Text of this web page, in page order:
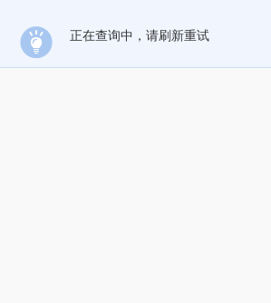
正在查询中，请刷新重试